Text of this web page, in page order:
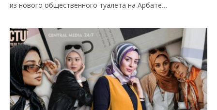
из нового общественного туалета на Арбате…